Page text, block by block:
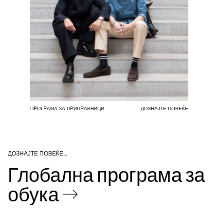
ПРОГРАМА ЗА ПРИПРАВНИЦИ ДОЗНАЈТЕ ПОВЕЌЕ
ДОЗНАЈТЕ ПОВЕЌЕ…
Глобална програма за
обука →